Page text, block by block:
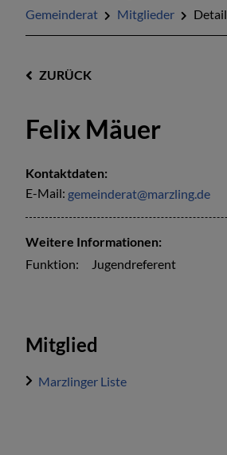
Gemeinderat
Mitglieder Detail
ZURÜCK
Felix Mäuer
Kontaktdaten:
E-Mail: gemeinderat@marzling.de
Weitere Informationen:
Funktion:
Jugendreferent
Mitglied
Marzlinger Liste